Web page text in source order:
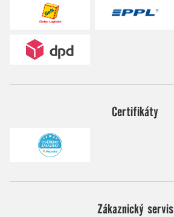
Certifikáty
Zákaznický servis